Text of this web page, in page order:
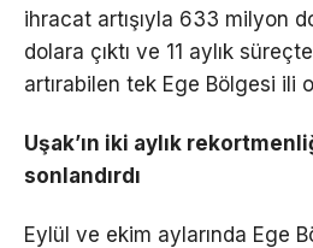
ihracat artışıyla 633 milyon
dolara çıktı ve 11 aylık
artırabilen tek Ege Bölgesi ili
Uşak’ın iki aylık
sonlandırdı
Eylül ve ekim aylarında Ege